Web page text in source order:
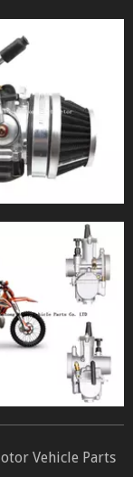
Vehicle Parts